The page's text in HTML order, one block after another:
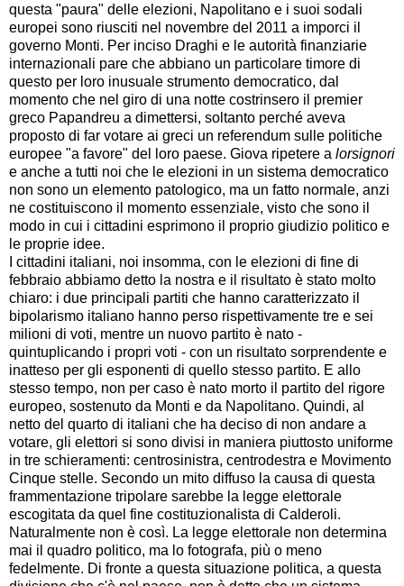
questa "paura" delle elezioni, Napolitano e i suoi sodali
europei sono riusciti nel novembre del 2011 a imporci il
governo Monti. Per inciso Draghi e le autorità finanziarie
internazionali pare che abbiano un particolare timore di
questo per loro inusuale strumento democratico, dal
momento che nel giro di una notte costrinsero il premier
greco Papandreu a dimettersi, soltanto perché aveva
proposto di far votare ai greci un referendum sulle politiche
europee "a favore" del loro paese. Giova ripetere a lorsignori
e anche a tutti noi che le elezioni in un sistema democratico
non sono un elemento patologico, ma un fatto normale, anzi
ne costituiscono il momento essenziale, visto che sono il
modo in cui i cittadini esprimono il proprio giudizio politico e
le proprie idee.
I cittadini italiani, noi insomma, con le elezioni di fine di
febbraio abbiamo detto la nostra e il risultato è stato molto
chiaro: i due principali partiti che hanno caratterizzato il
bipolarismo italiano hanno perso rispettivamente tre e sei
milioni di voti, mentre un nuovo partito è nato -
quintuplicando i propri voti - con un risultato sorprendente e
inatteso per gli esponenti di quello stesso partito. E allo
stesso tempo, non per caso è nato morto il partito del rigore
europeo, sostenuto da Monti e da Napolitano. Quindi, al
netto del quarto di italiani che ha deciso di non andare a
votare, gli elettori si sono divisi in maniera piuttosto uniforme
in tre schieramenti: centrosinistra, centrodestra e Movimento
Cinque stelle. Secondo un mito diffuso la causa di questa
frammentazione tripolare sarebbe la legge elettorale
escogitata da quel fine costituzionalista di Calderoli.
Naturalmente non è così. La legge elettorale non determina
mai il quadro politico, ma lo fotografa, più o meno
fedelmente. Di fronte a questa situazione politica, a questa